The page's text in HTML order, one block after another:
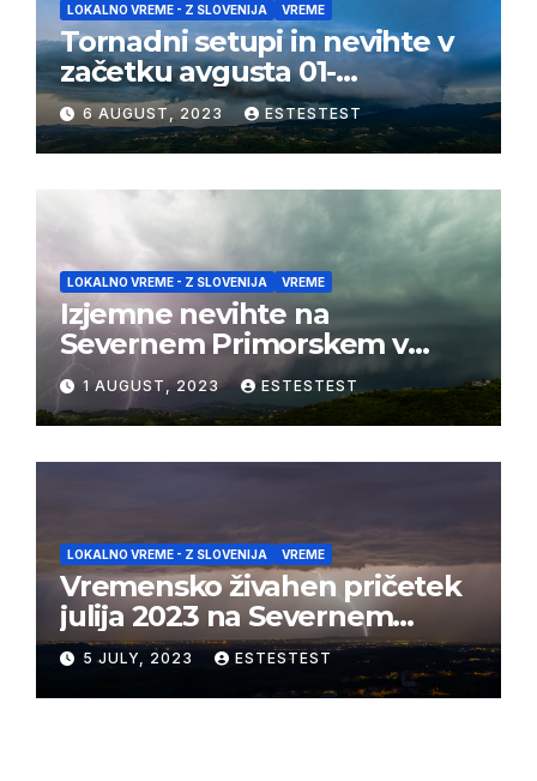
LOKALNO VREME - Z SLOVENIJA VREME
Tornadni setupi in nevihte v
začetku avgusta 01-
03/08/2023
6 AUGUST, 2023 ESTESTEST
LOKALNO VREME - Z SLOVENIJA VREME
Izjemne nevihte na
Severnem Primorskem v
juliju 2023
1 AUGUST, 2023 ESTESTEST
LOKALNO VREME - Z SLOVENIJA VREME
Vremensko živahen pričetek
julija 2023 na Severnem
Primorskem
5 JULY, 2023 ESTESTEST